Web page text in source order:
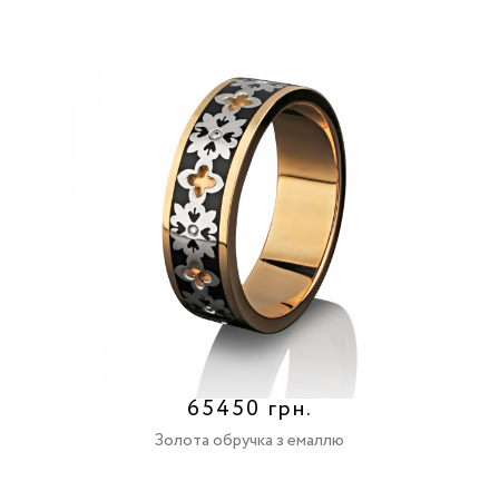
65450 грн.
Золота обручка з емаллю